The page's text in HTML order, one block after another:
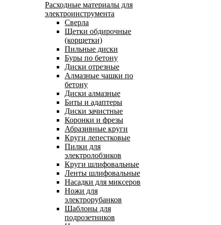
Расходные материалы для
электроинструмента
Сверла
Щетки обдирочные
(корщетки)
Пильные диски
Буры по бетону
Диски отрезные
Алмазные чашки по
бетону
Диски алмазные
Биты и адаптеры
Диски зачистные
Коронки и фрезы
Абразивные круги
Круги лепестковые
Пилки для
электролобзиков
Круги шлифовальные
Ленты шлифовальные
Насадки для миксеров
Ножи для
электрорубанков
Шаблоны для
подрозетников